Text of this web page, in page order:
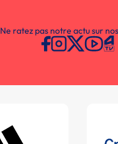
Ne ratez pas notre actu sur